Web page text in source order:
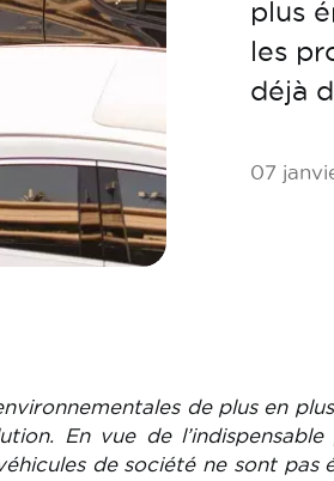
plus
les
déjà
07
de plus en
En vue de
de société ne sont pas